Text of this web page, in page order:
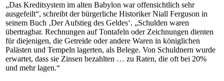
„Das Kreditsystem im alten Babylon war offensichtlich sehr
ausgefeilt“, schreibt der bürgerliche Historiker Niall Ferguson in
seinem Buch ‚Der Aufstieg des Geldes‘. „Schulden waren
übertragbar. Rechnungen auf Tontafeln oder Zeichnungen dienten
für diejenigen, die Getreide oder andere Waren in königlichen
Palästen und Tempeln lagerten, als Belege. Von Schuldnern wurde
erwartet, dass sie Zinsen bezahlten … zu Raten, die oft bei 20%
und mehr lagen.“